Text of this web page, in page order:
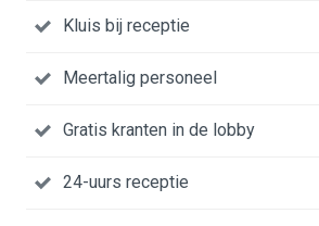
Kluis bij receptie
Meertalig personeel
Gratis kranten in de lobby
24-uurs receptie